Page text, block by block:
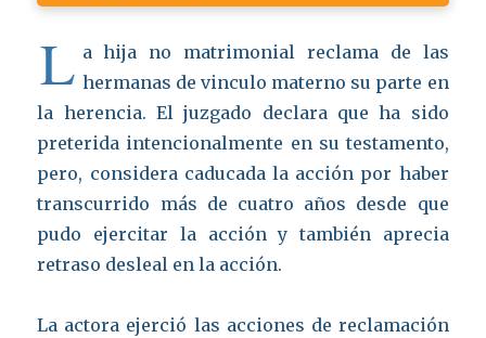
L a hija no matrimonial reclama de las
hermanas de vinculo materno su parte en
la herencia. El juzgado declara que ha sido
preterida intencionalmente en su testamento,
pero, considera caducada la acción por haber
transcurrido más de cuatro años desde que
pudo ejercitar la acción y también aprecia
retraso desleal en la acción.
La actora ejerció las acciones de reclamación